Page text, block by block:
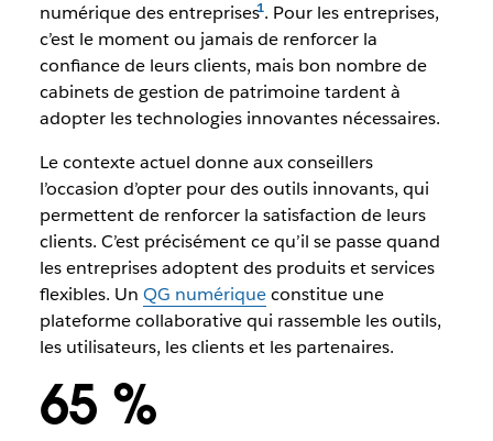
numérique des entreprises . Pour les entreprises,
c’est le moment ou jamais de renforcer la
confiance de leurs clients, mais bon nombre de
cabinets de gestion de patrimoine tardent à
adopter les technologies innovantes nécessaires.
Le contexte actuel donne aux conseillers
l’occasion d’opter pour des outils innovants, qui
permettent de renforcer la satisfaction de leurs
clients. C’est précisément ce qu’il se passe quand
les entreprises adoptent des produits et services
flexibles. Un QG numériqueconstitue une
plateforme collaborative qui rassemble les outils,
les utilisateurs, les clients et les partenaires.
65 %